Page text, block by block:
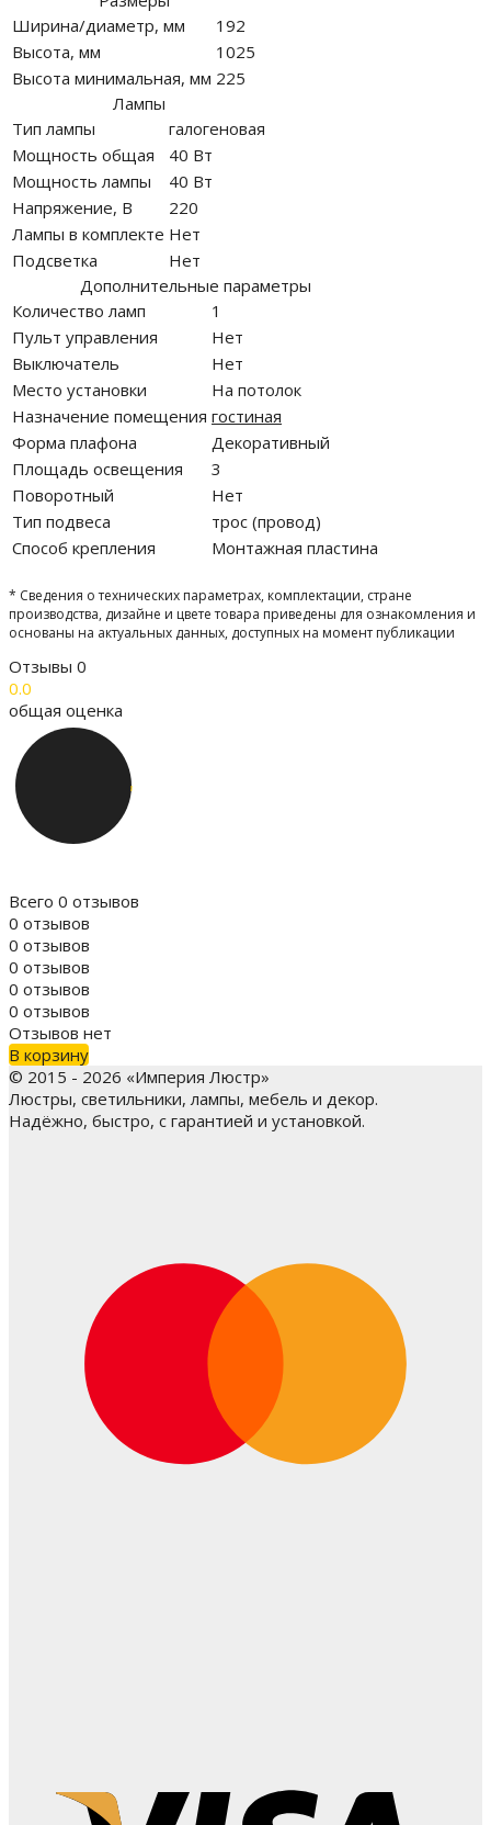
Ширина/диаметр, мм
192
Высота, мм
1025
Высота минимальная, мм 225
Лампы
Тип лампы
галогеновая
Мощность общая
40 Вт
Мощность лампы
40 Вт
Напряжение, В
220
Лампы в комплекте Нет
Подсветка
Нет
Дополнительные параметры
Количество ламп
1
Пульт управления
Нет
Выключатель
Нет
Место установки
На потолок
Назначение помещения гостиная
Форма плафона
Декоративный
Площадь освещения
3
Поворотный
Нет
Тип подвеса
трос (провод)
Способ крепления
Монтажная пластина
* Сведения о технических параметрах, комплектации, стране
производства, дизайне и цвете товара приведены для ознакомления и
основаны на актуальных данных, доступных на момент публикации
Отзывы 0
0.0
общая оценка
Всего 0 отзывов
0 отзывов
0 отзывов
0 отзывов
0 отзывов
0 отзывов
Отзывов нет
В корзину
© 2015 - 2026 «Империя Люстр»
Люстры, светильники, лампы, мебель и декор.
Надёжно, быстро, с гарантией и установкой.